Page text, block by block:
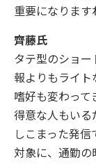
重要になります
齊藤氏
タテ型のショー
報よりもライト
嗜好も変わって
得意な人もいる
しこまった発
対象に、通勤の